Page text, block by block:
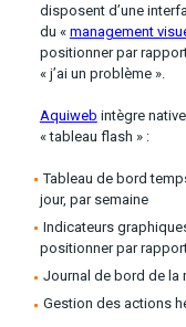
disposent d’une
du « management
positionner par
« j’ai un problème ».
Aquiweb intègre
« tableau flash » :
Tableau de bord
jour, par semaine
Indicateurs
positionner par
Journal de bord de la
Gestion des actions